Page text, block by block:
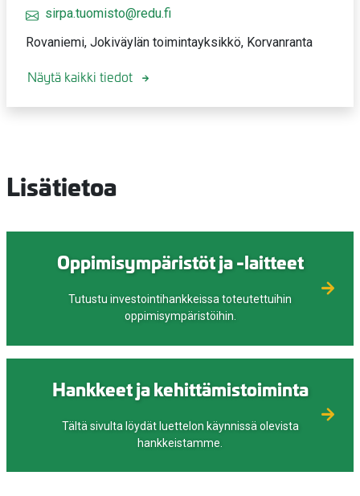
sirpa.tuomisto@redu.fi
Rovaniemi, Jokiväylän toimintayksikkö, Korvanranta
Näytä kaikki tiedot
Lisätietoa
Oppimisympäristöt ja -laitteet
Tutustu investointihankkeissa toteutettuihin
oppimisympäristöihin.
Hankkeet ja kehittämistoiminta
Tältä sivulta löydät luettelon käynnissä olevista
hankkeistamme.